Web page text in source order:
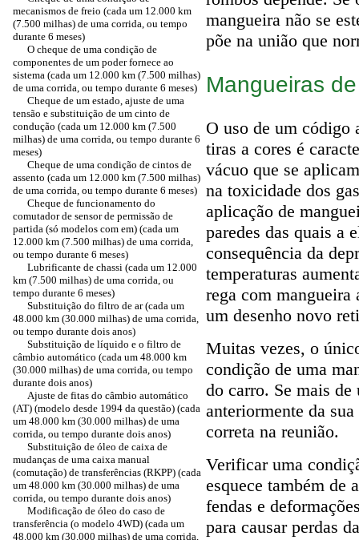
mecanismos de freio (cada um 12.000 km
(7.500 milhas) de uma corrida, ou tempo
durante 6 meses)
O cheque de uma condição de
componentes de um poder fornece ao
sistema (cada um 12.000 km (7.500 milhas)
de uma corrida, ou tempo durante 6 meses)
Cheque de um estado, ajuste de uma
tensão e substituição de um cinto de
condução (cada um 12.000 km (7.500
milhas) de uma corrida, ou tempo durante 6
meses)
Cheque de uma condição de cintos de
assento (cada um 12.000 km (7.500 milhas)
de uma corrida, ou tempo durante 6 meses)
Cheque de funcionamento do
comutador de sensor de permissão de
partida (só modelos com em) (cada um
12.000 km (7.500 milhas) de uma corrida,
ou tempo durante 6 meses)
Lubrificante de chassi (cada um 12.000
km (7.500 milhas) de uma corrida, ou
tempo durante 6 meses)
Substituição do filtro de ar (cada um
48.000 km (30.000 milhas) de uma corrida,
ou tempo durante dois anos)
Substituição de líquido e o filtro de
câmbio automático (cada um 48.000 km
(30.000 milhas) de uma corrida, ou tempo
durante dois anos)
Ajuste de fitas do câmbio automático
(AT) (modelo desde 1994 da questão) (cada
um 48.000 km (30.000 milhas) de uma
corrida, ou tempo durante dois anos)
Substituição de óleo de caixa de
mudanças de uma caixa manual
(comutação) de transferências (RKPP) (cada
um 48.000 km (30.000 milhas) de uma
corrida, ou tempo durante dois anos)
Modificação de óleo do caso de
transferência (o modelo 4WD) (cada um
48.000 km (30.000 milhas) de uma corrida,
mangueira não se
põe na união que
Mangueiras
O uso de um código
tiras a cores é
vácuo que se
na toxicidade dos
aplicação de
paredes das quais a
consequência da
temperaturas
rega com
um desenho novo
Muitas vezes, o
condição de uma
do carro. Se mais
anteriormente da
correta na reunião.
Verificar uma
esquece também de
fendas e
para causar perdas